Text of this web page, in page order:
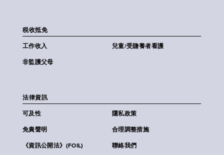
税收抵免
工作收入 兒童/受贍養者看護
非監護父母
法律資訊
可及性 隱私政策
免責聲明 合理調整措施
《資訊公開法》(FOIL) 聯絡我們